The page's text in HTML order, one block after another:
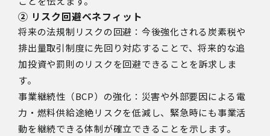
② リスク回避ベネフィット
将来の法規制リスクの回避：今後強化される炭素税や
排出量取引制度に先回り対応することで、将来的な追
加投資や罰則のリスクを回避できることを訴求しま
す。
事業継続性（BCP）の強化：災害や外部要因による電
力・燃料供給途絶リスクを低減し、緊急時にも事業活
動を継続できる体制が確立できることを示します。